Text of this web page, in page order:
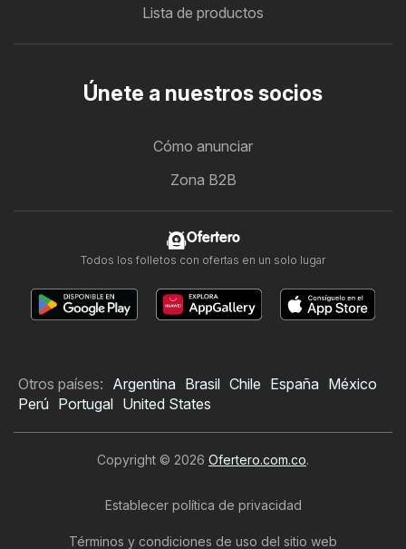
Lista de productos
Únete a nuestros socios
Cómo anunciar
Zona B2B
Ofertero
Todos los folletos con ofertas en un solo lugar
Otros países: Argentina Brasil Chile España México
Perú Portugal United States
Copyright © 2026 Ofertero.com.co.
Establecer política de privacidad
Términos y condiciones de uso del sitio web